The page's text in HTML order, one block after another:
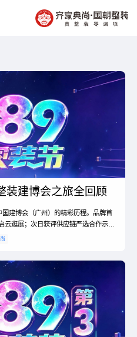
装建博会之旅全回顾
建博会（广州）的精彩历程。品牌首
云逛展；次日获评供应链严选合作示范
升级供应链...